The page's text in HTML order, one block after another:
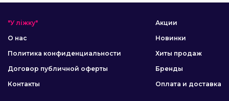
"У ліжку"
О нас
Политика конфиденциальности
Договор публичной оферты
Контакты
Акции
Новинки
Хиты продаж
Бренды
Оплата и доставка